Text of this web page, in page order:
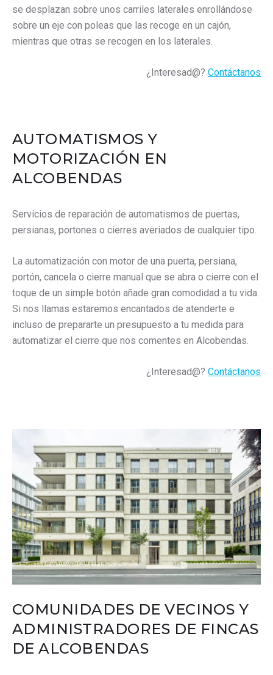
se desplazan sobre unos carriles laterales enrollándose
sobre un eje con poleas que las recoge en un cajón,
mientras que otras se recogen en los laterales.
¿Interesad@?Contáctanos
AUTOMATISMOS Y
MOTORIZACIÓN EN
ALCOBENDAS
Servicios de reparación de automatismos de puertas,
persianas, portones o cierres averiados de cualquier tipo.
La automatización con motor de una puerta, persiana,
portón, cancela o cierre manual que se abra o cierre con el
toque de un simple botón añade gran comodidad a tu vida.
Si nos llamas estaremos encantados de atenderte e
incluso de prepararte un presupuesto a tu medida para
automatizar el cierre que nos comentes en Alcobendas.
¿Interesad@?Contáctanos
COMUNIDADES DE VECINOS Y
ADMINISTRADORES DE FINCAS
DE ALCOBENDAS